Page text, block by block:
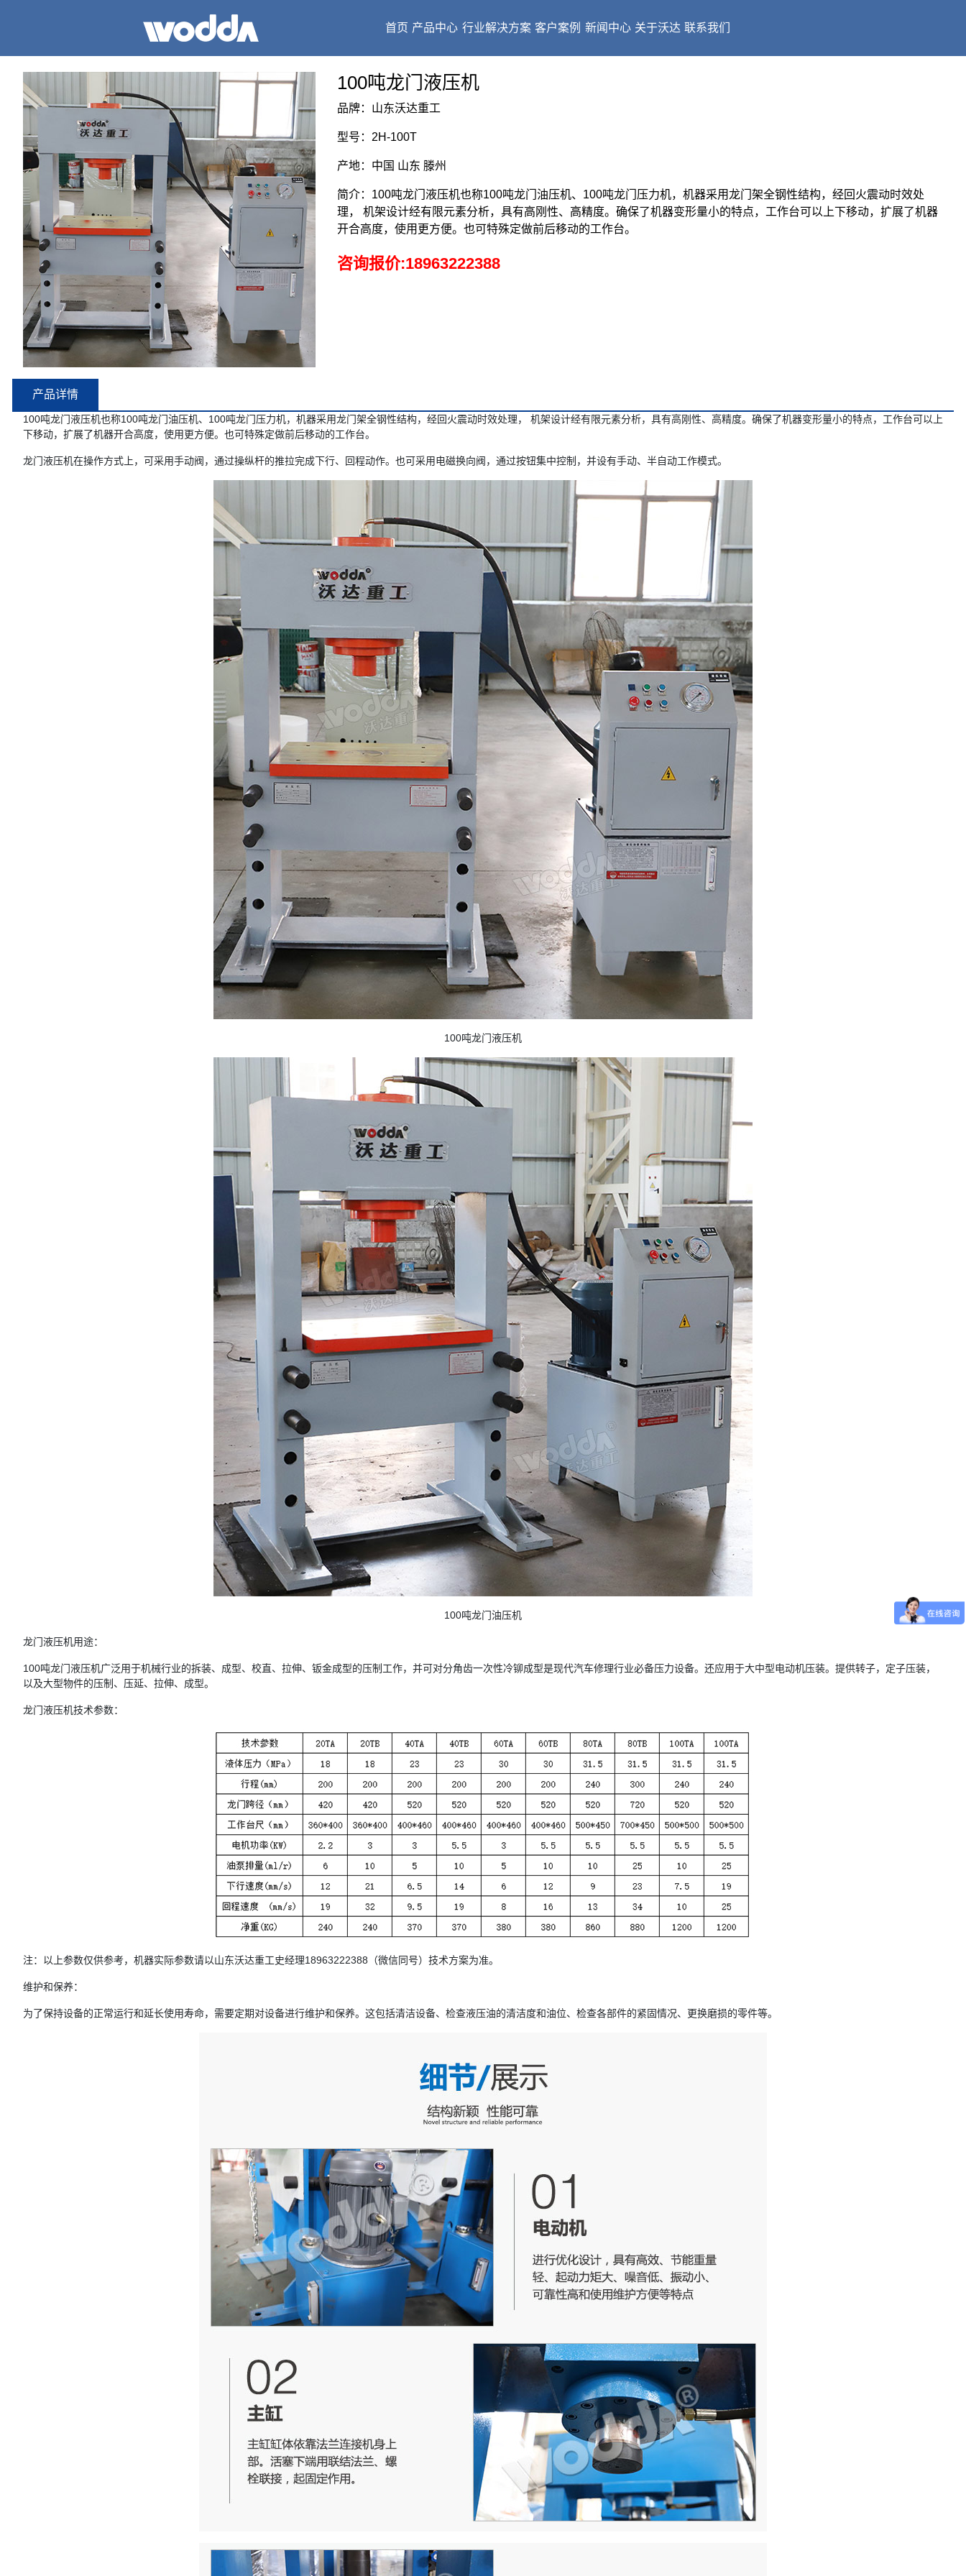
首页 产品中心 行业解决方案 客户案例 新闻中心 关于沃达 联系我们
100吨龙门液压机
品牌：山东沃达重工
型号：2H-100T
产地：中国 山东 滕州
简介：100吨龙门液压机也称100吨龙门油压机、100吨龙门压力机，机器采用龙门架全钢性结构，经回火震动时效处
理， 机架设计经有限元素分析，具有高刚性、高精度。确保了机器变形量小的特点，工作台可以上下移动，扩展了机器
开合高度，使用更方便。也可特殊定做前后移动的工作台。
咨询报价:18963222388
产品详情
100吨龙门液压机也称100吨龙门油压机、100吨龙门压力机，机器采用龙门架全钢性结构，经回火震动时效处理， 机架设计经有限元素分析，具有高刚性、高精度。确保了机器变形量小的特点，工作台可以上
下移动，扩展了机器开合高度，使用更方便。也可特殊定做前后移动的工作台。
龙门液压机在操作方式上，可采用手动阀，通过操纵杆的推拉完成下行、回程动作。也可采用电磁换向阀，通过按钮集中控制，并设有手动、半自动工作模式。
100吨龙门液压机
100吨龙门油压机
龙门液压机用途：
100吨龙门液压机广泛用于机械行业的拆装、成型、校直、拉伸、钣金成型的压制工作，并可对分角齿一次性冷铆成型是现代汽车修理行业必备压力设备。还应用于大中型电动机压装。提供转子，定子压装，
以及大型物件的压制、压延、拉伸、成型。
龙门液压机技术参数：
注：以上参数仅供参考，机器实际参数请以山东沃达重工史经理18963222388（微信同号）技术方案为准。
维护和保养：
为了保持设备的正常运行和延长使用寿命，需要定期对设备进行维护和保养。这包括清洁设备、检查液压油的清洁度和油位、检查各部件的紧固情况、更换磨损的零件等。